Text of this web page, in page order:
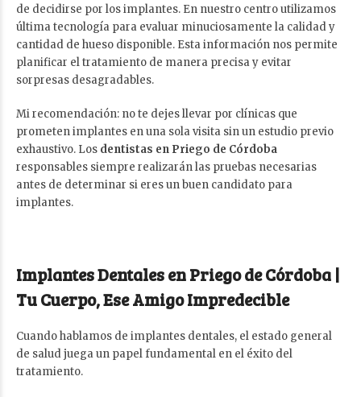
de decidirse por los implantes. En nuestro centro utilizamos
última tecnología para evaluar minuciosamente la calidad y
cantidad de hueso disponible. Esta información nos permite
planificar el tratamiento de manera precisa y evitar
sorpresas desagradables.
Mi recomendación: no te dejes llevar por clínicas que
prometen implantes en una sola visita sin un estudio previo
exhaustivo. Los dentistas en Priego de Córdoba
responsables siempre realizarán las pruebas necesarias
antes de determinar si eres un buen candidato para
implantes.
Implantes Dentales en Priego de Córdoba |
Tu Cuerpo, Ese Amigo Impredecible
Cuando hablamos de implantes dentales, el estado general
de salud juega un papel fundamental en el éxito del
tratamiento.